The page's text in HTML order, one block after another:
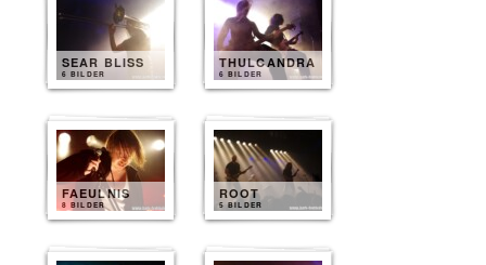
SEAR BLISS
6 BILDER
THULCANDRA
6 BILDER
FAEULNIS
8 BILDER
ROOT
5 BILDER